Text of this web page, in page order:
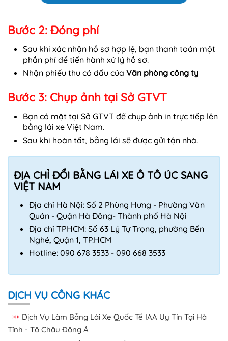
Bước 2: Đóng phí
Sau khi xác nhận hồ sơ hợp lệ, bạn thanh toán một
phần phí để tiến hành xử lý hồ sơ.
Nhận phiếu thu có dấu của Văn phòng công ty
Bước 3: Chụp ảnh tại Sở GTVT
Bạn có mặt tại Sở GTVT để chụp ảnh in trực tiếp lên
bằng lái xe Việt Nam.
Sau khi hoàn tất, bằng lái sẽ được gửi tận nhà.
ĐỊA CHỈ ĐỔI BẰNG LÁI XE Ô TÔ ÚC SANG
VIỆT NAM
Địa chỉ Hà Nội: Số 2 Phùng Hưng - Phường Văn
Quán - Quận Hà Đông- Thành phố Hà Nội
Địa chỉ TPHCM: Số 63 Lý Tự Trọng, phường Bến
Nghé, Quận 1, TP.HCM
Hotline: 090 678 3533 - 090 668 3533
DỊCH VỤ CÔNG KHÁC
Dịch Vụ Làm Bằng Lái Xe Quốc Tế IAA Uy Tín Tại Hà
Tĩnh - Tô Châu Đông Á